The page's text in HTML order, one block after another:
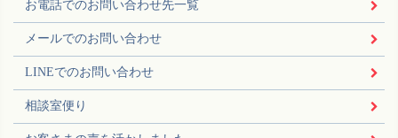
お電話でのお問い合わせ先一覧
メールでのお問い合わせ
LINEでのお問い合わせ
相談室便り